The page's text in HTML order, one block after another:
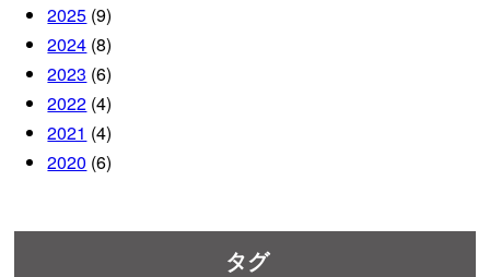
2025 (9)
2024 (8)
2023 (6)
2022 (4)
2021 (4)
2020 (6)
タグ